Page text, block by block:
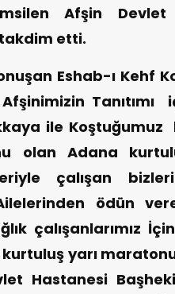
Afşin
takdim etti.
Eshab-ı Kehf
Tanıtımı
ile Koştuğumuz
olan Adana
çalışan
ödün
çalışanlarımız
kurtuluş yarı
Hastanesi